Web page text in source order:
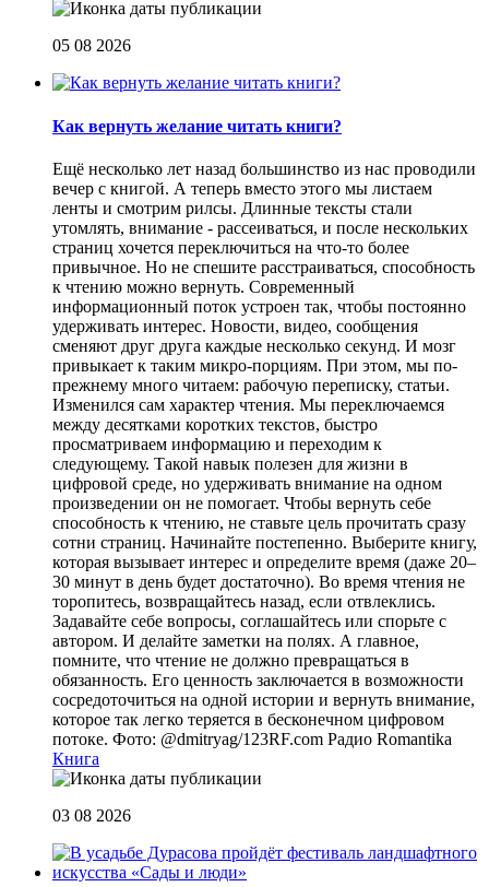
05 08 2026
Как вернуть желание читать книги?
Eщё несколько лет назад большинство из нас проводили
вечер с книгой. А теперь вместо этого мы листаем
ленты и смотрим рилсы. Длинные тексты стали
утомлять, внимание - рассеиваться, и после нескольких
страниц хочется переключиться на что-то более
привычное. Но не спешите расстраиваться, способность
к чтению можно вернуть. Современный
информационный поток устроен так, чтобы постоянно
удерживать интерес. Новости, видео, сообщения
сменяют друг друга каждые несколько секунд. И мозг
привыкает к таким микро-порциям. При этом, мы по-
прежнему много читаем: рабочую переписку, статьи.
Изменился сам характер чтения. Мы переключаемся
между десятками коротких текстов, быстро
просматриваем информацию и переходим к
следующему. Такой навык полезен для жизни в
цифровой среде, но удерживать внимание на одном
произведении он не помогает. Чтобы вернуть себе
способность к чтению, не ставьте цель прочитать сразу
сотни страниц. Начинайте постепенно. Выберите книгу,
которая вызывает интерес и определите время (даже 20–
30 минут в день будет достаточно). Во время чтения не
торопитесь, возвращайтесь назад, если отвлеклись.
Задавайте себе вопросы, соглашайтесь или спорьте с
автором. И делайте заметки на полях. А главное,
помните, что чтение не должно превращаться в
обязанность. Его ценность заключается в возможности
сосредоточиться на одной истории и вернуть внимание,
которое так легко теряется в бесконечном цифровом
потоке. Фото: @dmitryag/123RF.com Радио Romantika
Книга
03 08 2026